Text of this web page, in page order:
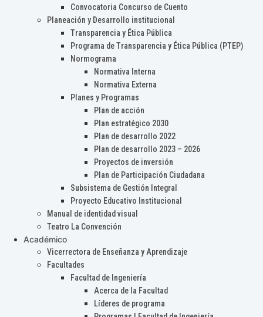
Convocatoria Concurso de Cuento
Planeación y Desarrollo institucional
Transparencia y Ética Pública
Programa de Transparencia y Ética Pública (PTEP)
Normograma
Normativa Interna
Normativa Externa
Planes y Programas
Plan de acción
Plan estratégico 2030
Plan de desarrollo 2022
Plan de desarrollo 2023 – 2026
Proyectos de inversión
Plan de Participación Ciudadana
Subsistema de Gestión Integral
Proyecto Educativo Institucional
Manual de identidad visual
Teatro La Convención
Académico
Vicerrectora de Enseñanza y Aprendizaje
Facultades
Facultad de Ingeniería
Acerca de la Facultad
Líderes de programa